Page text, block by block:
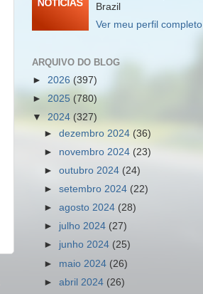
Brazil
Ver meu perfil completo
ARQUIVO DO BLOG
► 2026 (397)
► 2025 (780)
▼ 2024 (327)
►dezembro 2024 (36)
► novembro 2024 (23)
►outubro 2024 (24)
►setembro 2024 (22)
►agosto 2024 (28)
► julho 2024 (27)
► junho 2024 (25)
► maio 2024 (26)
►abril 2024 (26)